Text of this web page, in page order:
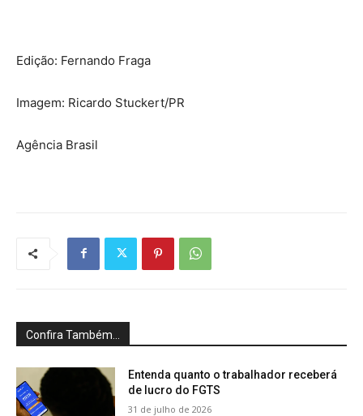
Edição: Fernando Fraga
Imagem: Ricardo Stuckert/PR
Agência Brasil
Confira Também...
Entenda quanto o trabalhador receberá
de lucro do FGTS
31 de julho de 2026